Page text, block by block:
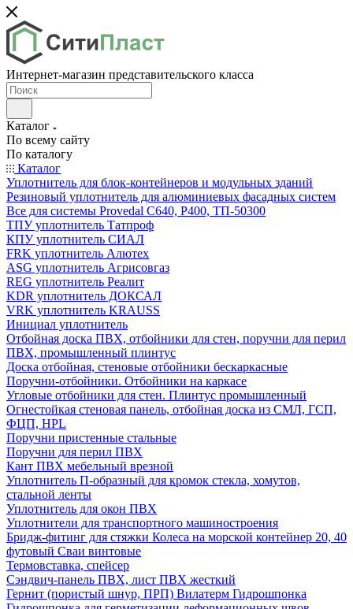
Интернет-магазин представительского класса
Каталог
По всему сайту
По каталогу
Каталог
Уплотнитель для блок-контейнеров и модульных зданий
Резиновый уплотнитель для алюминиевых фасадных систем
Все для системы Provedal С640, Р400, ТП-50300
ТПУ уплотнитель Татпроф
КПУ уплотнитель СИАЛ
FRK уплотнитель Алютех
ASG уплотнитель Агрисовгаз
REG уплотнитель Реалит
KDR уплотнитель ДОКСАЛ
VRK уплотнитель KRAUSS
Инициал уплотнитель
Отбойная доска ПВХ, отбойники для стен, поручни для перил
ПВХ, промышленный плинтус
Доска отбойная, стеновые отбойники бескаркасные
Поручни-отбойники. Отбойники на каркасе
Угловые отбойники для стен. Плинтус промышленный
Огнестойкая стеновая панель, отбойная доска из СМЛ, ГСП,
ФЦП, HPL
Поручни пристенные стальные
Поручни для перил ПВХ
Кант ПВХ мебельный врезной
Уплотнитель П-образный для кромок стекла, хомутов,
стальной ленты
Уплотнитель для окон ПВХ
Уплотнители для транспортного машиностроения
Бридж-фитинг для стяжки Колеса на морской контейнер 20, 40
футовый Сваи винтовые
Термовставка, спейсер
Сэндвич-панель ПВХ, лист ПВХ жесткий
Гернит (пористый шнур, ПРП) Вилатерм Гидрошпонка